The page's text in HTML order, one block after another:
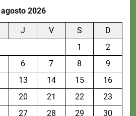
agosto 2026
J V S
D
1
2
6 7 8
9
13 14 15
16
20 21 22
23
27 28 29 30